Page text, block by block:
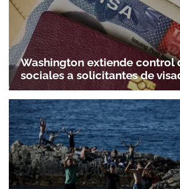
Washington extiende control
sociales a solicitantes de